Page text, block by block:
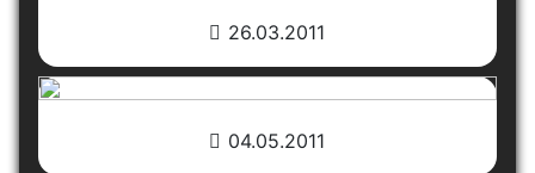
26.03.2011
04.05.2011